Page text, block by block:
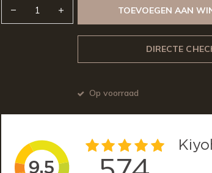
TOEVOEGEN AAN
DIRECTE
Op voorraad